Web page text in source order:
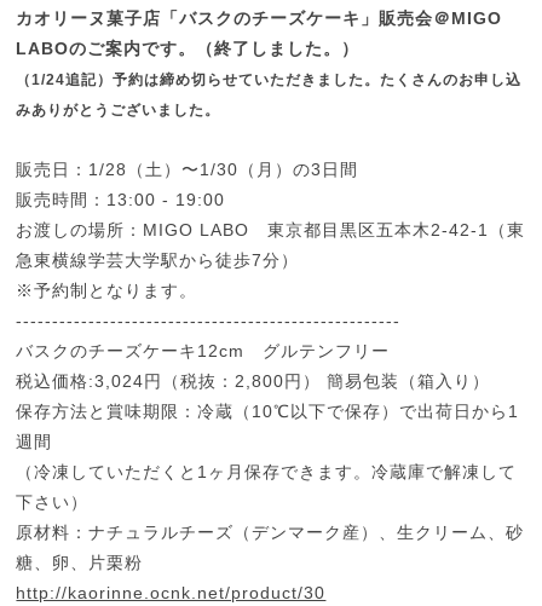
カオリーヌ菓子店「バスクのチーズケーキ」販売会＠MIGO
LABOのご案内です。（終了しました。）
（1/24追記）予約は締め切らせていただきました。たくさんのお申し込
みありがとうございました。
販売日：1/28（土）〜1/30（月）の3日間
販売時間：13:00 - 19:00
お渡しの場所：MIGO LABO 東京都目黒区五本木2-42-1（東
急東横線学芸大学駅から徒歩7分）
※予約制となります。
-----------------------------------------------------
バスクのチーズケーキ12cm グルテンフリー
税込価格:3,024円（税抜：2,800円） 簡易包装（箱入り）
保存方法と賞味期限：冷蔵（10℃以下で保存）で出荷日から1
週間
（冷凍していただくと1ヶ月保存できます。冷蔵庫で解凍して
下さい）
原材料：ナチュラルチーズ（デンマーク産）、生クリーム、砂
糖、卵、片栗粉
http://kaorinne.ocnk.net/product/30